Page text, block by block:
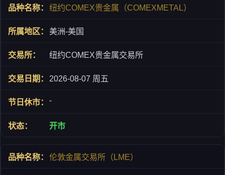
纽约COMEX贵金属（COMEXMETAL）
美洲-美国
纽约COMEX贵金属交易所
2026-08-07 周五
-
开市
伦敦金属交易所（LME）